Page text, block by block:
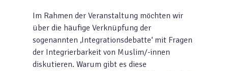
Im Rahmen der Veranstaltung möchten wir
über die häufige Verknüpfung der
sogenannten ‚Integrationsdebatte‘ mit Fragen
der Integrierbarkeit von Muslim/-innen
diskutieren. Warum gibt es diese